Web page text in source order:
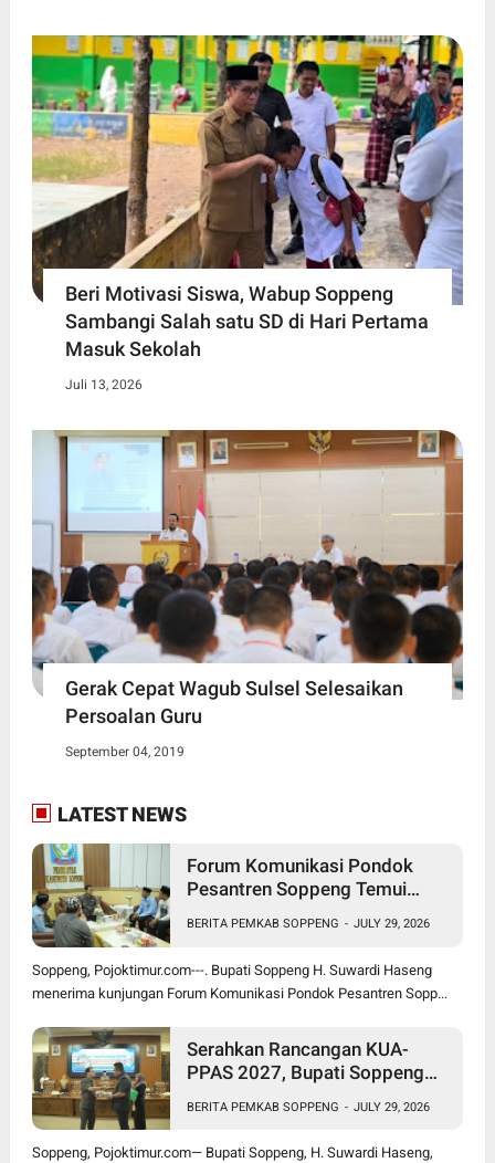
Beri Motivasi Siswa, Wabup Soppeng
Sambangi Salah satu SD di Hari Pertama
Masuk Sekolah
Juli 13, 2026
Gerak Cepat Wagub Sulsel Selesaikan
Persoalan Guru
September 04, 2019
LATEST NEWS
Forum Komunikasi Pondok
Pesantren Soppeng Temui
BERITA PEMKAB SOPPENG - JULY 29, 2026
Soppeng, Pojoktimur.com---. Bupati Soppeng H. Suwardi Haseng
menerima kunjungan Forum Komunikasi Pondok Pesantren Sopp...
Serahkan Rancangan KUA-
PPAS 2027, Bupati Soppeng
Tengah Tekanan Fiskal
BERITA PEMKAB SOPPENG - JULY 29, 2026
Soppeng, Pojoktimur.com— Bupati Soppeng, H. Suwardi Haseng,